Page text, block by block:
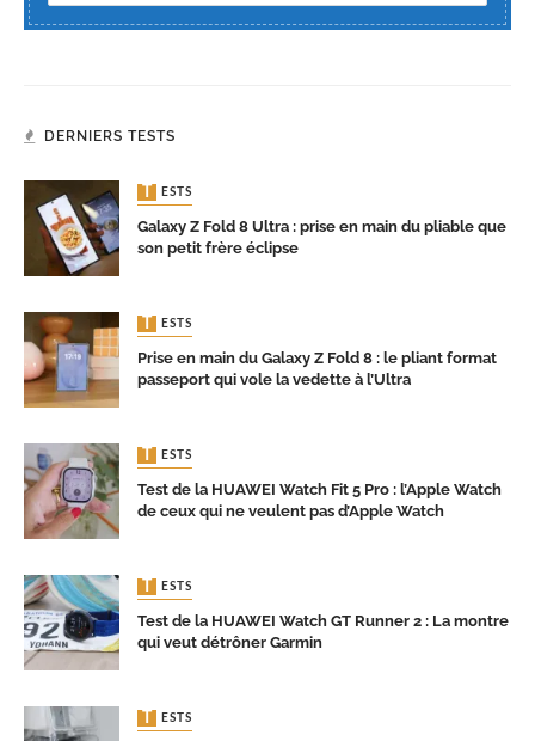
DERNIERS TESTS
TESTS
Galaxy Z Fold 8 Ultra : prise en main du pliable que
son petit frère éclipse
TESTS
Prise en main du Galaxy Z Fold 8 : le pliant format
passeport qui vole la vedette à l’Ultra
TESTS
Test de la HUAWEI Watch Fit 5 Pro : l’Apple Watch
de ceux qui ne veulent pas d’Apple Watch
TESTS
Test de la HUAWEI Watch GT Runner 2 : La montre
qui veut détrôner Garmin
TESTS